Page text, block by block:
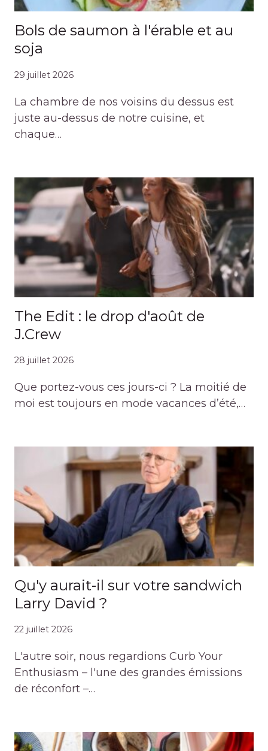
Bols de saumon à l'érable et au
soja
29 juillet 2026
La chambre de nos voisins du dessus est
juste au-dessus de notre cuisine, et
chaque…
The Edit : le drop d'août de
J.Crew
28 juillet 2026
Que portez-vous ces jours-ci ? La moitié de
moi est toujours en mode vacances d’été,…
Qu'y aurait-il sur votre sandwich
Larry David ?
22 juillet 2026
L'autre soir, nous regardions Curb Your
Enthusiasm – l'une des grandes émissions
de réconfort –…